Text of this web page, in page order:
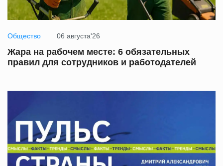
Общество 06 августа'26
Жара на рабочем месте: 6 обязательных
правил для сотрудников и работодателей